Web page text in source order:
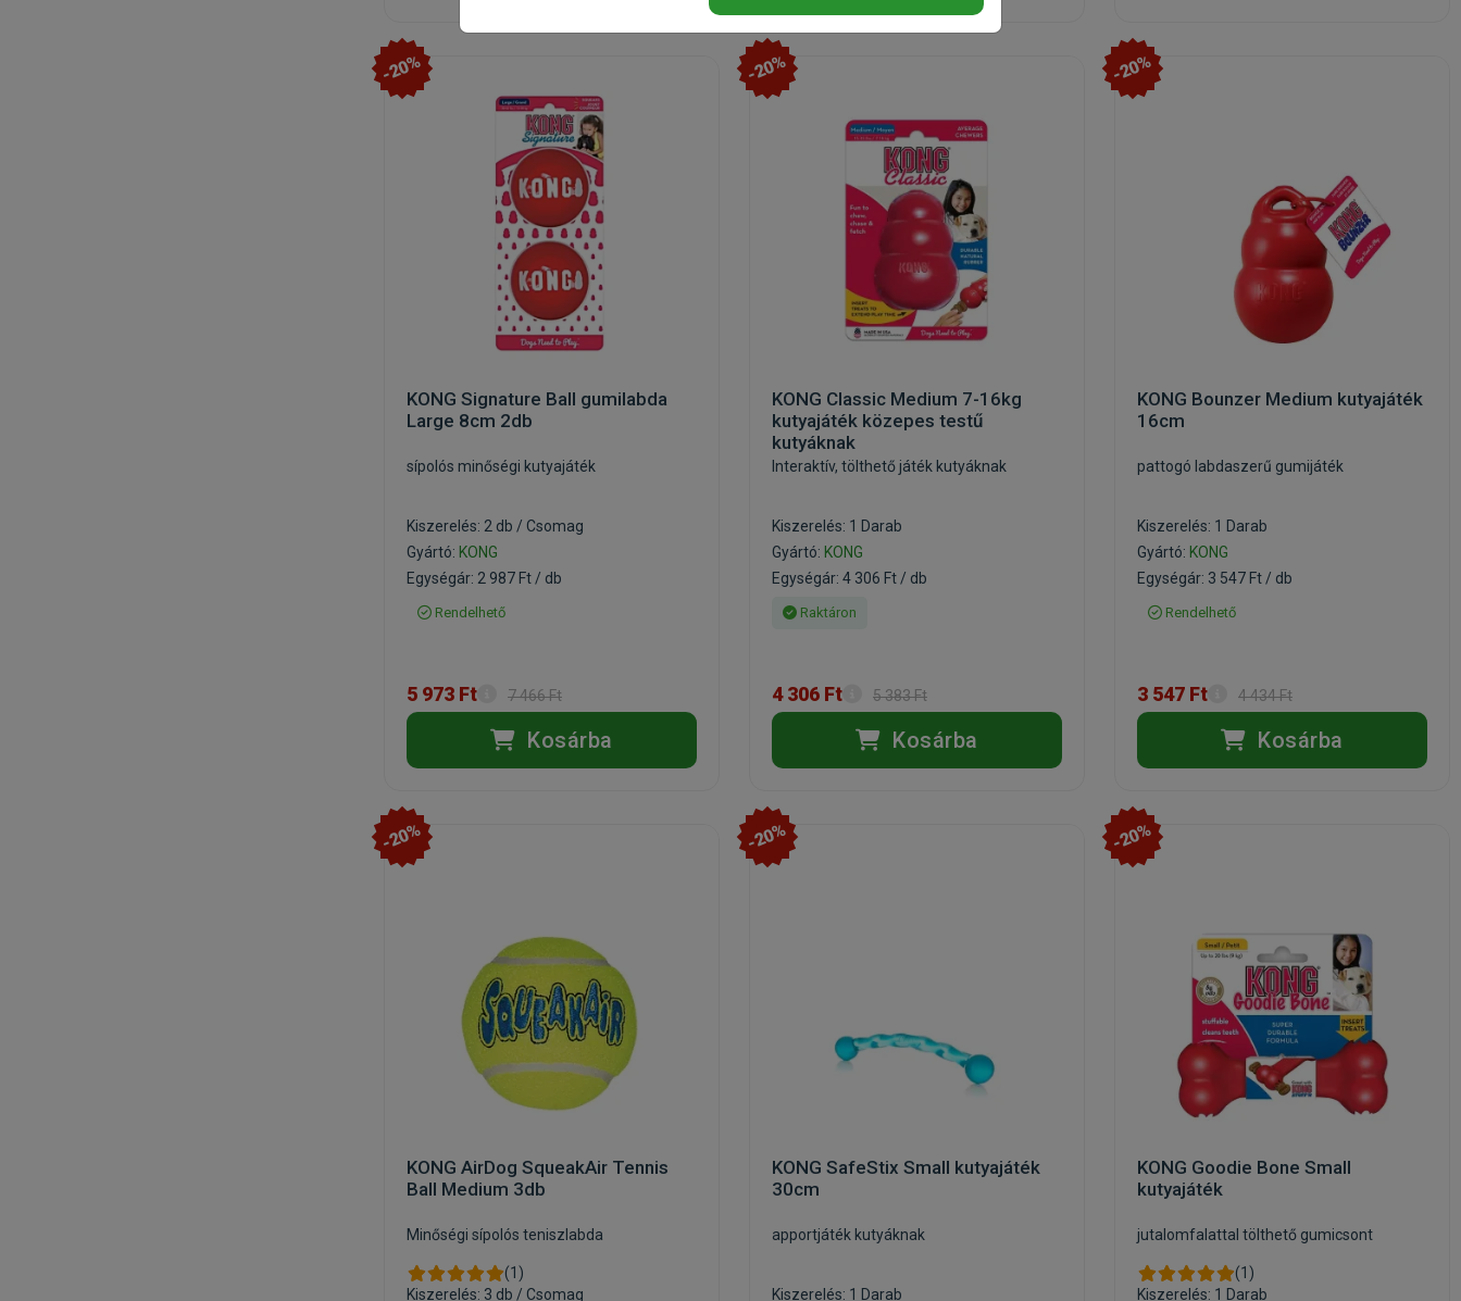
-20%
KONG Signature Ball gumilabda
Large 8cm 2db
sípolós minőségi kutyajáték
Kiszerelés: 2 db / Csomag
Gyártó: KONG
Egységár: 2 987 Ft / db
Rendelhető
5 973 Ft 7 466 Ft
Kosárba
-20%
KONG Classic Medium 7-16kg
kutyajáték közepes testű
kutyáknak
Interaktív, tölthető játék kutyáknak
Kiszerelés: 1 Darab
Gyártó: KONG
Egységár: 4 306 Ft / db
Raktáron
4 306 Ft 5 383 Ft
Kosárba
-20%
KONG Bounzer Medium kutyajáték
16cm
pattogó labdaszerű gumijáték
Kiszerelés: 1 Darab
Gyártó: KONG
Egységár: 3 547 Ft / db
Rendelhető
3 547 Ft 4 434 Ft
Kosárba
-20%
KONG AirDog SqueakAir Tennis
Ball Medium 3db
Minőségi sípolós teniszlabda
(1)
Kiszerelés: 3 db / Csomag
-20%
KONG SafeStix Small kutyajáték
30cm
apportjáték kutyáknak
Kiszerelés: 1 Darab
-20%
KONG Goodie Bone Small
kutyajáték
jutalomfalattal tölthető gumicsont
(1)
Kiszerelés: 1 Darab